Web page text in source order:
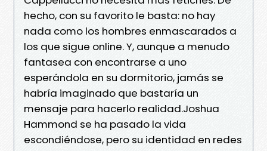
hecho, con su favorito le basta: no hay
nada como los hombres enmascarados a
los que sigue online. Y, aunque a menudo
fantasea con encontrarse a uno
esperándola en su dormitorio, jamás se
habría imaginado que bastaría un
mensaje para hacerlo realidad.Joshua
Hammond se ha pasado la vida
escondiéndose, pero su identidad en redes